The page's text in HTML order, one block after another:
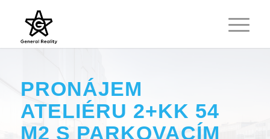
PRONÁJEM
ATELIÉRU 2+KK 54
M2 S PARKOVACÍM